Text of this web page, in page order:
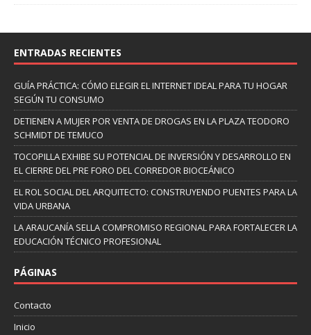
ENTRADAS RECIENTES
GUÍA PRÁCTICA: CÓMO ELEGIR EL INTERNET IDEAL PARA TU HOGAR
SEGÚN TU CONSUMO
DETIENEN A MUJER POR VENTA DE DROGAS EN LA PLAZA TEODORO
SCHMIDT DE TEMUCO
TOCOPILLA EXHIBE SU POTENCIAL DE INVERSIÓN Y DESARROLLO EN
EL CIERRE DEL PRE FORO DEL CORREDOR BIOCEÁNICO
EL ROL SOCIAL DEL ARQUITECTO: CONSTRUYENDO PUENTES PARA LA
VIDA URBANA
LA ARAUCANÍA SELLA COMPROMISO REGIONAL PARA FORTALECER LA
EDUCACIÓN TÉCNICO PROFESIONAL
PÁGINAS
Contacto
Inicio